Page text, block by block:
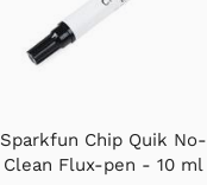
Sparkfun Chip Quik No-
Clean Flux-pen - 10 ml